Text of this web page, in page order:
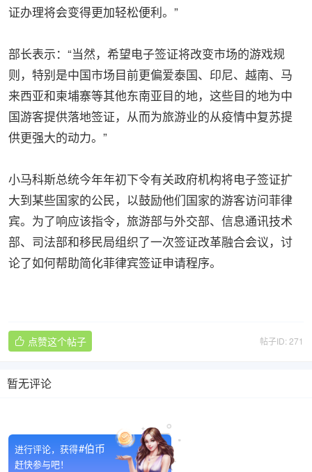
证办理将会变得更加轻松便利。”
部长表示：“当然，希望电子签证将改变市场的游戏规
则，特别是中国市场目前更偏爱泰国、印尼、越南、马
来西亚和柬埔寨等其他东南亚目的地，这些目的地为中
国游客提供落地签证，从而为旅游业的从疫情中复苏提
供更强大的动力。”
小马科斯总统今年年初下令有关政府机构将电子签证扩
大到某些国家的公民，以鼓励他们国家的游客访问菲律
宾。为了响应该指令，旅游部与外交部、信息通讯技术
部、司法部和移民局组织了一次签证改革融合会议，讨
论了如何帮助简化菲律宾签证申请程序。
帖子ID: 271
 点赞这个帖子
暂无评论

进行评论，获得#伯币
赶快参与吧！